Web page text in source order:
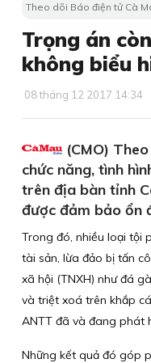
Theo dõi Báo điện tử Cà
Trọng án
không biểu
08 tháng 12 2017 14:34
(CMO)
chức năng, tình
trên địa bàn tỉnh
được đảm bảo ổn
Trong đó, nhiều loại tội
tài sản, lừa đảo bị tấn
xã hội (TNXH) như đá
và triệt xoá trên khắp
ANTT đã và đang phát
Những kết quả đó góp